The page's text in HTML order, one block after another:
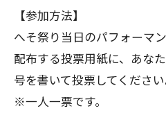
【参加方法】
へそ祭り当日のパフォーマ
配布する投票用紙に、あな
号を書いて投票してください
※一人一票です。